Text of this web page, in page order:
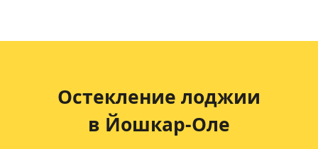
Остекление лоджии
в Йошкар-Оле